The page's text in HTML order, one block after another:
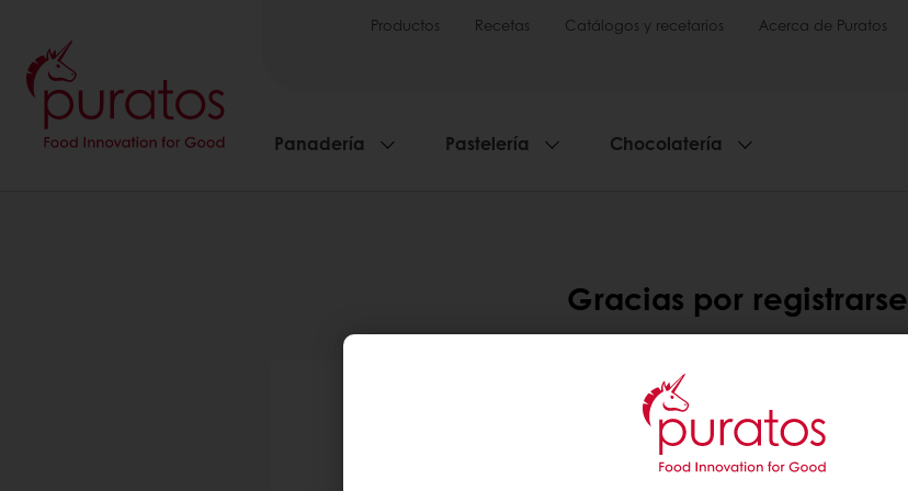
Productos Recetas Catálogos y recetarios Acerca de Puratos
Panadería Pastelería Chocolatería
Gracias por registrarse